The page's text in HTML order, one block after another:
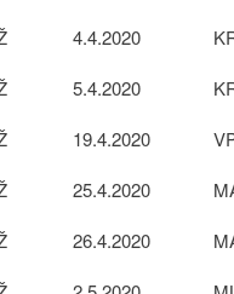
4.4.2020
5.4.2020
19.4.2020
25.4.2020
26.4.2020